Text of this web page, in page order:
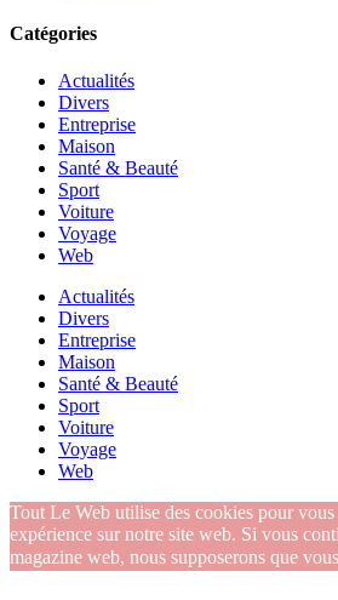
Catégories
Actualités
Divers
Entreprise
Maison
Santé & Beauté
Sport
Voiture
Voyage
Web
Actualités
Divers
Entreprise
Maison
Santé & Beauté
Sport
Voiture
Voyage
Web
Tout Le Web utilise des cookies pour
expérience sur notre site web. Si vous
magazine web, nous supposerons que